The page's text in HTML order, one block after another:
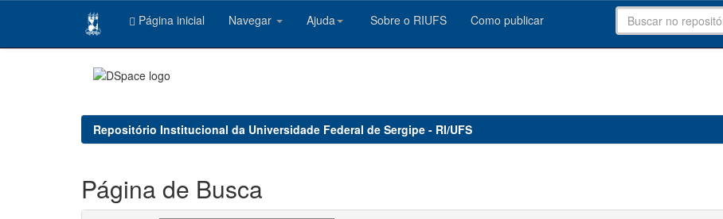
Página inicial Navegar Ajuda Sobre o RIUFS Como publicar
Repositório Institucional da Universidade Federal de Sergipe - RI/UFS
Página de Busca